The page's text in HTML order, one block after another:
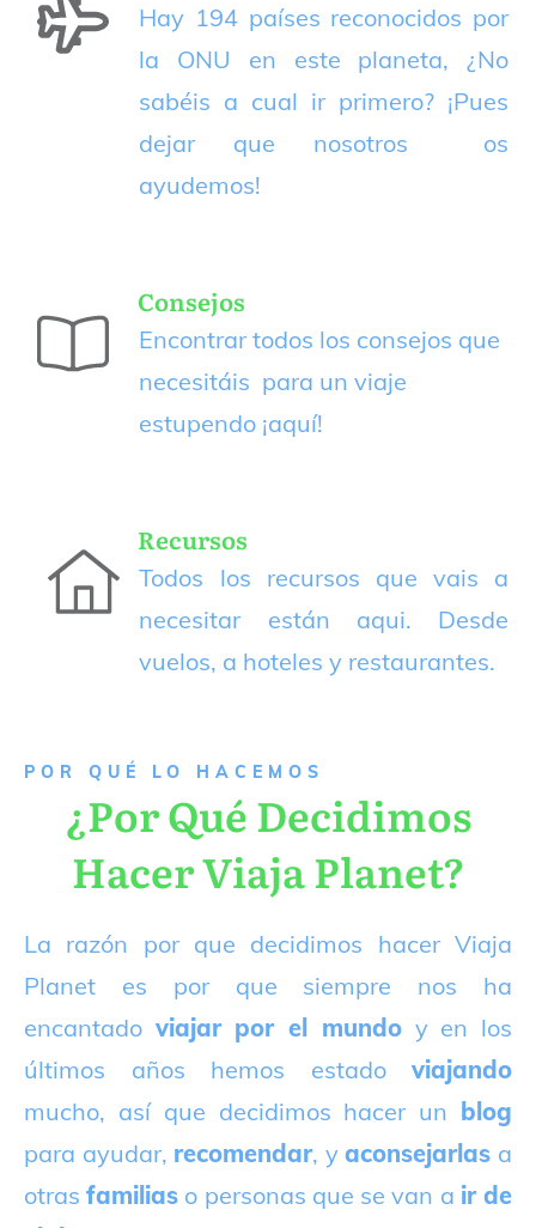
Hay 194 países reconocidos por
la ONU en este planeta, ¿No
sabéis a cual ir primero? ¡Pues
dejar que nosotros os
ayudemos!
Consejos
Encontrar todos los consejos que
necesitáis para un viaje
estupendo ¡aquí!
Recursos
Todos los recursos que vais a
necesitar están aqui. Desde
vuelos, a hoteles y restaurantes.
P OR QUÉ LO HACEMOS
¿Por Qué Decidimos
Hacer Viaja Planet?
La razón por que decidimos hacer Viaja
Planet es por que siempre nos ha
encantado viajar por el mundoy en los
últimos años hemos estado viajando
mucho, así que decidimos hacer un blog
para ayudar, recomendar, yaconsejarlas a
otrasfamilias o personas que se van a ir de